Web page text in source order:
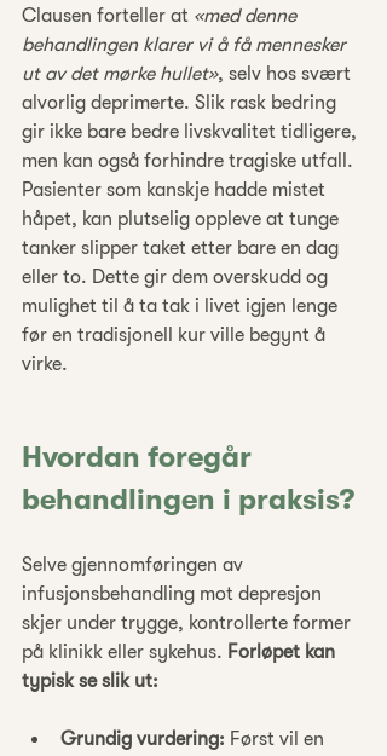
Clausen forteller at «med denne
behandlingen klarer vi å få mennesker
ut av det mørke hullet», selv hos svært
alvorlig deprimerte. Slik rask bedring
gir ikke bare bedre livskvalitet tidligere,
men kan også forhindre tragiske utfall.
Pasienter som kanskje hadde mistet
håpet, kan plutselig oppleve at tunge
tanker slipper taket etter bare en dag
eller to. Dette gir dem overskudd og
mulighet til å ta tak i livet igjen lenge
før en tradisjonell kur ville begynt å
virke.
Hvordan foregår
behandlingen i praksis?
Selve gjennomføringen av
infusjonsbehandling mot depresjon
skjer under trygge, kontrollerte former
på klinikk eller sykehus. Forløpet kan
typisk se slik ut:
Grundig vurdering: Først vil en